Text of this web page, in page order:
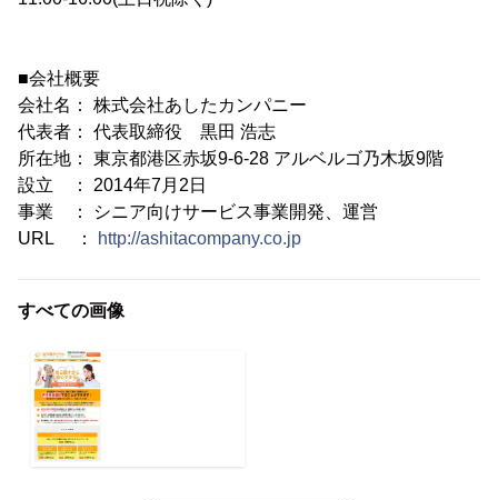
■会社概要
会社名： 株式会社あしたカンパニー
代表者： 代表取締役 黒田 浩志
所在地： 東京都港区赤坂9-6-28 アルベルゴ乃木坂9階
設立 ： 2014年7月2日
事業 ： シニア向けサービス事業開発、運営
URL ：
http://ashitacompany.co.jp
すべての画像